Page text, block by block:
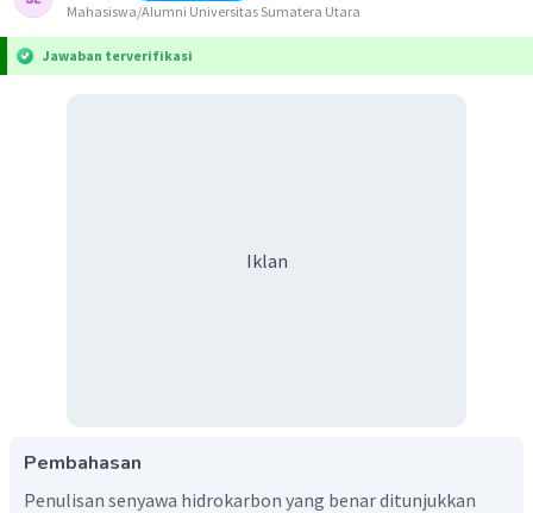
Mahasiswa/Alumni Universitas Sumatera Utara
Jawaban terverifikasi
Iklan
Pembahasan
Penulisan senyawa hidrokarbon yang benar ditunjukkan